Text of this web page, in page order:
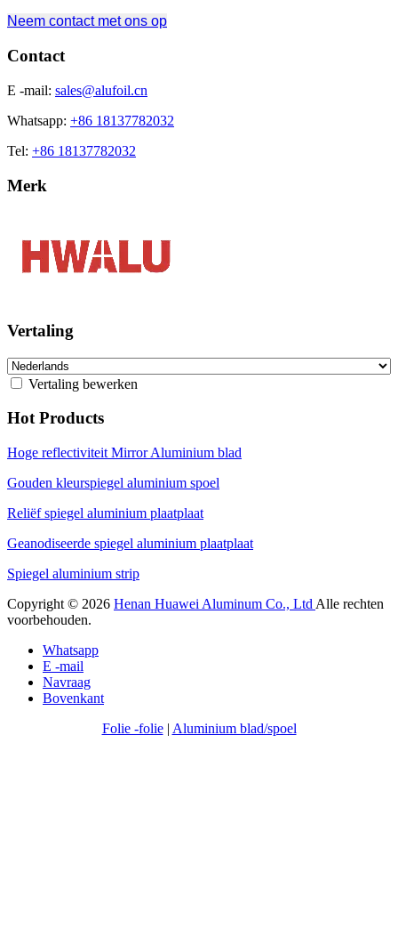
Neem contact met ons op
Contact
E -mail: sales@alufoil.cn
Whatsapp: +86 18137782032
Tel: +86 18137782032
Merk
Vertaling
Vertaling bewerken
Hot Products
Hoge reflectiviteit Mirror Aluminium blad
Gouden kleurspiegel aluminium spoel
Reliëf spiegel aluminium plaatplaat
Geanodiseerde spiegel aluminium plaatplaat
Spiegel aluminium strip
Copyright © 2026 Henan Huawei Aluminum Co., Ltd Alle rechten
voorbehouden.
Whatsapp
E -mail
Navraag
Bovenkant
Folie -folie| Aluminium blad/spoel